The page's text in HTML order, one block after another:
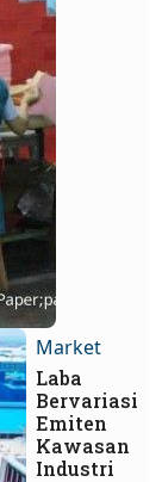
Market
Laba
Bervariasi
Emiten
Kawasan
Industri